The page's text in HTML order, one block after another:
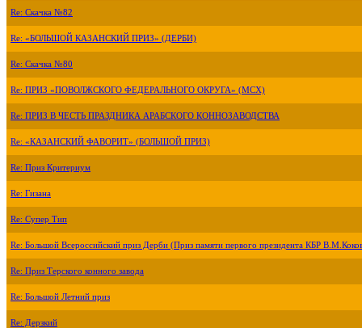
Re: Скачка №82
Re: «БОЛЬШОЙ КАЗАНСКИЙ ПРИЗ» (ДЕРБИ)
Re: Скачка №80
Re: ПРИЗ «ПОВОЛЖСКОГО ФЕДЕРАЛЬНОГО ОКРУГА» (МСХ)
Re: ПРИЗ В ЧЕСТЬ ПРАЗДНИКА АРАБСКОГО КОННОЗАВОДСТВА
Re: «КАЗАНСКИЙ ФАВОРИТ» (БОЛЬШОЙ ПРИЗ)
Re: Приз Критериум
Re: Гизана
Re: Супер Тип
Re: Большой Всероссийский приз Дерби (Приз памяти первого президента КБР
Re: Приз Терского конного завода
Re: Большой Летний приз
Re: Дерзкий